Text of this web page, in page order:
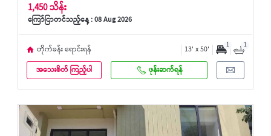
1,450 သိန်း
ကြော်ငြာတင်သည့်နေ့ : 08 Aug 2026
တိုက်ခန်း ရောင်းရန် 13' x 50' 1 1
အသေးစိတ် ကြည့်ပါ ဖုန်းဆက်ရန်